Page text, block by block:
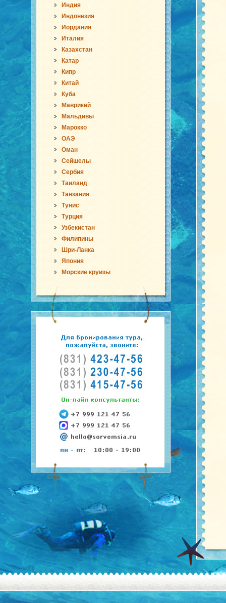
Индия
Индонезия
Иордания
Италия
Казахстан
Катар
Кипр
Китай
Куба
Маврикий
Мальдивы
Марокко
ОАЭ
Оман
Сейшелы
Сербия
Таиланд
Танзания
Тунис
Турция
Узбекистан
Филипины
Шри-Ланка
Япония
Морские круизы